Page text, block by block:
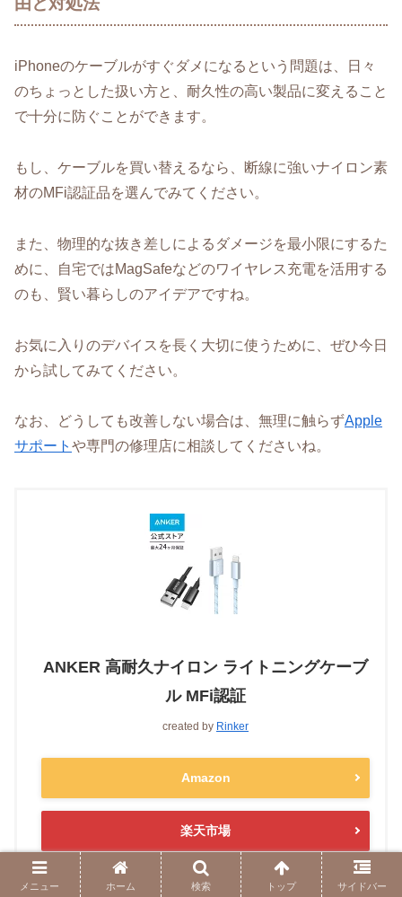
iPhoneのケーブルがすぐダメになるという問題は、日々
のちょっとした扱い方と、耐久性の高い製品に変えること
で十分に防ぐことができます。
もし、ケーブルを買い替えるなら、断線に強いナイロン素
材のMFi認証品を選んでみてください。
また、物理的な抜き差しによるダメージを最小限にするた
めに、自宅ではMagSafeなどのワイヤレス充電を活用する
のも、賢い暮らしのアイデアですね。
お気に入りのデバイスを長く大切に使うために、ぜひ今日
から試してみてください。
なお、どうしても改善しない場合は、無理に触らずApple
サポート や専門の修理店に相談してくださいね。
ANKER 高耐久ナイロン ライトニングケーブ
ル MFi認証
created by Rinker
Amazon
楽天市場
Yahooショッピング
メニュー ホーム 検索 トップ サイドバー